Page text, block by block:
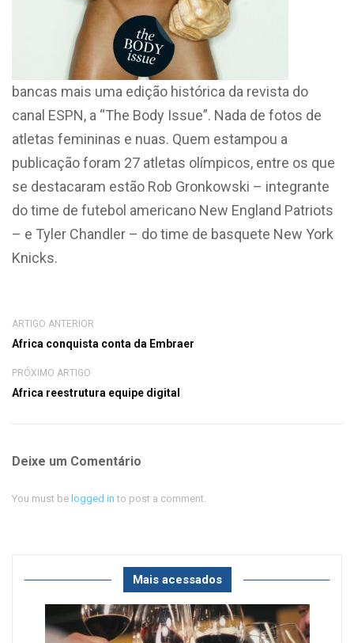
bancas mais uma edição histórica da revista do
canal ESPN, a “The Body Issue”. Nada de fotos de
atletas femininas e nuas. Quem estampou a
publicação foram 27 atletas olímpicos, entre os que
se destacaram estão Rob Gronkowski – integrante
do time de futebol americano New England Patriots
– e Tyler Chandler – do time de basquete New York
Knicks.
ARTIGO ANTERIOR
Africa conquista conta da Embraer
PRÓXIMO ARTIGO
Africa reestrutura equipe digital
Deixe um Comentário
You must be logged in to post a comment.
Mais acessados